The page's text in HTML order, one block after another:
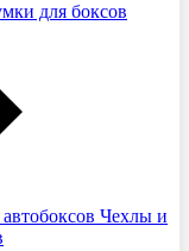
для боксов
Чехлы и